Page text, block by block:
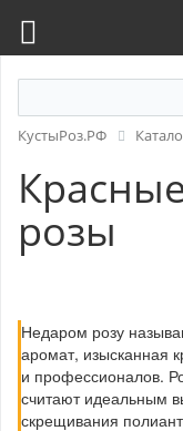
КустыРоз.РФ
розы
Недаром розу
аромат, изысканная
и профессионалов.
считают идеальным
скрещивания